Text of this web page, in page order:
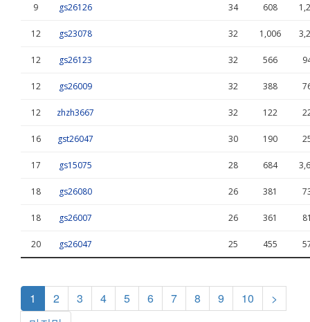
9 gs26126 34 608
12 gs23078 32 1,006
12 gs26123 32 566
12 gs26009 32 388
12 zhzh3667 32 122
16 gst26047 30 190
17 gs15075 28 684
18 gs26080 26 381
18 gs26007 26 361
20 gs26047 25 455
1 2 3 4 5 6 7 8 9 10
>